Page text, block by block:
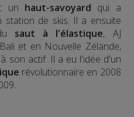
un haut-savoyard qui a
station de skis. Il a ensuite
saut à l'élastique, AJ
et en Nouvelle Zélande,
à son actif. Il a eu l'idée d'un
révolutionnaire en 2008